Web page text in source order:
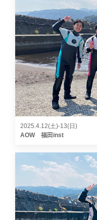
2025.4.12(土)-13(日)
AOW 福田inst